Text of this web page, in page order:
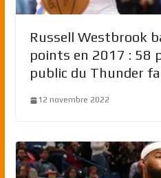
Russell Westbrook
points en 2017 : 58
public du Thunder
12 novembre 2022